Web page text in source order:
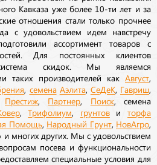
Кавказа уже более 10-ти лет и за
отношения стали только прочнее
с удовольствием идем навстречу
ассортимент товаров с
Для постоянных клиентов
скидок. Мы являемся
таких производителей как Август
семена Аэлита, СеДеК, Гавриш
Престиж Партнер Поиск, семена
,Трифолиум грунтовиторфа
Помощь Народный Грунт, НовАгро
и многих других. Мы с удовольствием
посева и функциональности
специальные условия для